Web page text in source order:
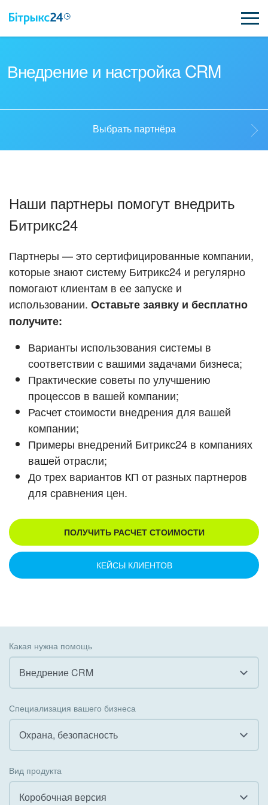
ПОДДЕРЖКА
ВХОД
ВХОД
Внедрение и настройка CRM
Стать партнёром
Кейсы партнёров
Смотреть видеокейсы
Выбрать партнёра
Наши партнеры помогут внедрить
Битрикс24
Партнеры — это сертифицированные компании,
которые знают систему Битрикс24 и регулярно
помогают клиентам в ее запуске и
использовании. Оставьте заявку и бесплатно
получите:
Варианты использования системы в
соответствии с вашими задачами бизнеса;
Практические советы по улучшению
процессов в вашей компании;
Расчет стоимости внедрения для вашей
компании;
Примеры внедрений Битрикс24 в компаниях
вашей отрасли;
До трех вариантов КП от разных партнеров
для сравнения цен.
ПОЛУЧИТЬ РАСЧЕТ СТОИМОСТИ
КЕЙСЫ КЛИЕНТОВ
Какая нужна помощь
Внедрение CRM
Внедрение КЭДО
Интеграция с 1С
Специализация вашего бизнеса
Охрана, безопасность
Вид продукта
Коробочная версия